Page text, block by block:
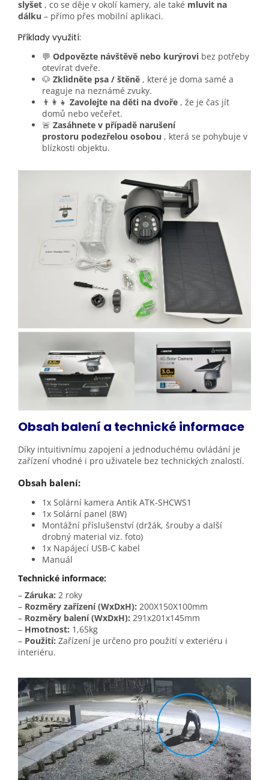
slyšet , co se děje v okolí kamery, ale také mluvit na
dálku – přímo přes mobilní aplikaci.
Příklady využití:
💬 Odpovězte návštěvě nebo kurýrovi bez potřeby
otevírat dveře.
🐶 Zklidněte psa / štěně , které je doma samé a
reaguje na neznámé zvuky.
👨‍👩‍👧 Zavolejte na děti na dvoře , že je čas jít
domů nebo večeřet.
🚨 Zasáhnete v případě narušení
prostoru podezřelou osobou , která se pohybuje v
blízkosti objektu.
Obsah balení a technické informace
Díky intuitivnímu zapojení a jednoduchému ovládání je
zařízení vhodné i pro uživatele bez technických znalostí.
Obsah balení:
1x Solární kamera Antik ATK-SHCWS1
1x Solární panel (8W)
Montážní příslušenství (držák, šrouby a další
drobný material viz. foto)
1x Napájecí USB-C kabel
Manuál
Technické informace:
– Záruka: 2 roky
– Rozměry zařízení (WxDxH): 200X150X100mm
– Rozměry balení (WxDxH): 291x201x145mm
– Hmotnost: 1,65kg
– Použití: Zařízení je určeno pro použití v exteriéru i
interiéru.